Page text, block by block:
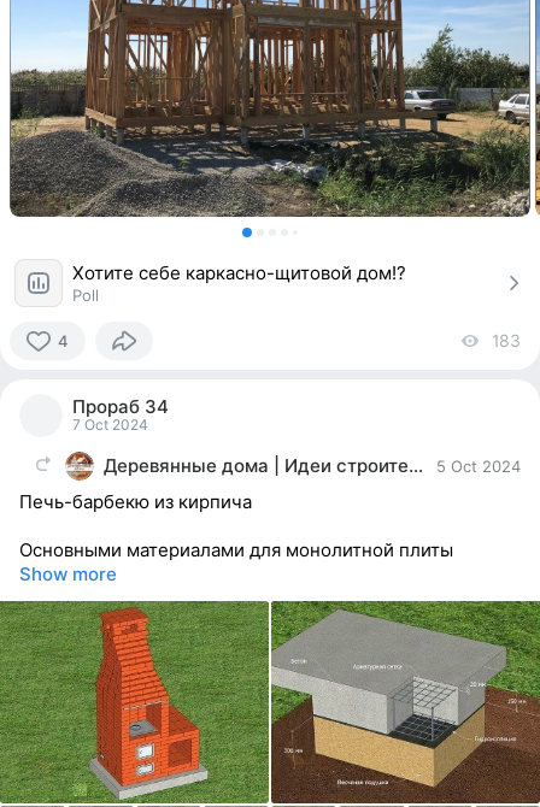
Хотите себе каркасно-щитовой дом!?
Poll
4 183
Прораб 34
7 Oct 2024
Деревянные дома | Идеи строительство ремонт 5 Oct 2024
Печь-барбекю из кирпича
Основными материалами для монолитной плиты
Show more